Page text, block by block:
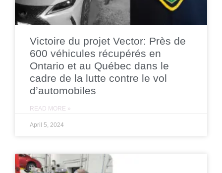
Victoire du projet Vector: Près de
600 véhicules récupérés en
Ontario et au Québec dans le
cadre de la lutte contre le vol
d’automobiles
READ MORE »
April 5, 2024